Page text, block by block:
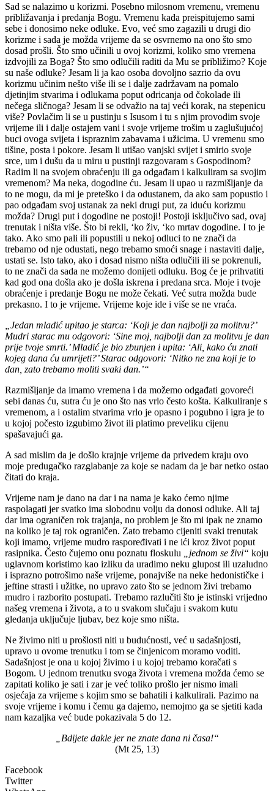
Sad se nalazimo u korizmi. Posebno milosnom vremenu, vremenu
približavanja i predanja Bogu. Vremenu kada preispitujemo sami
sebe i donosimo neke odluke. Evo, već smo zagazili u drugi dio
korizme i sada je možda vrijeme da se osvrnemo na ono što smo
dosad prošli. Što smo učinili u ovoj korizmi, koliko smo vremena
izdvojili za Boga? Što smo odlučili raditi da Mu se približimo? Koje
su naše odluke? Jesam li ja kao osoba dovoljno sazrio da ovu
korizmu učinim nešto više ili se i dalje zadržavam na pomalo
djetinjim stvarima i odlukama poput odricanja od čokolade ili
nečega sličnoga? Jesam li se odvažio na taj veći korak, na stepenicu
više? Povlačim li se u pustinju s Isusom i tu s njim provodim svoje
vrijeme ili i dalje ostajem vani i svoje vrijeme trošim u zaglušujućoj
buci ovoga svijeta i ispraznim zabavama i užicima. U vremenu smo
tišine, posta i pokore. Jesam li utišao vanjski svijet i smirio svoje
srce, um i dušu da u miru u pustinji razgovaram s Gospodinom?
Radim li na svojem obraćenju ili ga odgađam i kalkuliram sa svojim
vremenom? Ma neka, dogodine ću. Jesam li upao u razmišljanje da
to ne mogu, da mi je preteško i da odustanem, da ako sam popustio i
pao odgađam svoj ustanak za neki drugi put, za iduću korizmu
možda? Drugi put i dogodine ne postoji! Postoji isključivo sad, ovaj
trenutak i ništa više. Što bi rekli, ‘ko živ, ‘ko mrtav dogodine. I to je
tako. Ako smo pali ili popustili u nekoj odluci to ne znači da
trebamo od nje odustati, nego trebamo smoći snage i nastaviti dalje,
ustati se. Isto tako, ako i dosad nismo ništa odlučili ili se pokrenuli,
to ne znači da sada ne možemo donijeti odluku. Bog će je prihvatiti
kad god ona došla ako je došla iskrena i predana srca. Moje i tvoje
obraćenje i predanje Bogu ne može čekati. Već sutra možda bude
prekasno. I to je vrijeme. Vrijeme koje ide i više se ne vraća.
„Jedan mladić upitao je starca: ‘Koji je dan najbolji za molitvu?’
Mudri starac mu odgovori: ‘Sine moj, najbolji dan za molitvu je dan
prije tvoje smrti.’ Mladić je bio zbunjen i upita: ‘Ali, kako ću znati
kojeg dana ću umrijeti?’ Starac odgovori: ‘Nitko ne zna koji je to
dan, zato trebamo moliti svaki dan.’“
Razmišljanje da imamo vremena i da možemo odgađati govoreći
sebi danas ću, sutra ću je ono što nas vrlo često košta. Kalkuliranje s
vremenom, a i ostalim stvarima vrlo je opasno i pogubno i igra je to
u kojoj počesto izgubimo život ili platimo preveliku cijenu
spašavajući ga.
A sad mislim da je došlo krajnje vrijeme da privedem kraju ovo
moje predugačko razglabanje za koje se nadam da je bar netko ostao
čitati do kraja.
Vrijeme nam je dano na dar i na nama je kako ćemo njime
raspolagati jer svatko ima slobodnu volju da donosi odluke. Ali taj
dar ima ograničen rok trajanja, no problem je što mi ipak ne znamo
na koliko je taj rok ograničen. Zato trebamo cijeniti svaki trenutak
koji imamo, vrijeme mudro raspoređivati i ne ići kroz život poput
rasipnika. Često čujemo onu poznatu floskulu
„jednom se živi“ koju
uglavnom koristimo kao izliku da uradimo neku glupost ili uzaludno
i isprazno potrošimo naše vrijeme, ponajviše na neke hedonističke i
jeftine strasti i užitke, no upravo zato što se jednom živi trebamo
mudro i razborito postupati. Trebamo razlučiti što je istinski vrijedno
našeg vremena i života, a to u svakom slučaju i svakom kutu
gledanja uključuje ljubav, bez koje smo ništa.
Ne živimo niti u prošlosti niti u budućnosti, već u sadašnjosti,
upravo u ovome trenutku i tom se činjenicom moramo voditi.
Sadašnjost je ona u kojoj živimo i u kojoj trebamo koračati s
Bogom. U jednom trenutku svoga života i vremena možda ćemo se
zapitati koliko je sati i zar je već toliko prošlo jer nismo imali
osjećaja za vrijeme s kojim smo se bahatili i kalkulirali. Pazimo na
svoje vrijeme i komu i čemu ga dajemo, nemojmo ga se sjetiti kada
nam kazaljka već bude pokazivala 5 do 12.
„Bdijete dakle jer ne znate dana ni časa!“
(Mt 25, 13)
Facebook
Twitter